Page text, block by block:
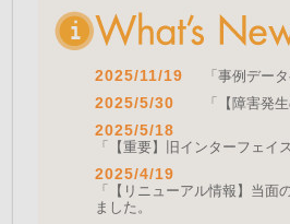
2025/11/19 「事例デー
2025/5/30 「【障害発
2025/5/18
「【重要】旧インターフェ
2025/4/19
「【リニューアル情報】当
ました。